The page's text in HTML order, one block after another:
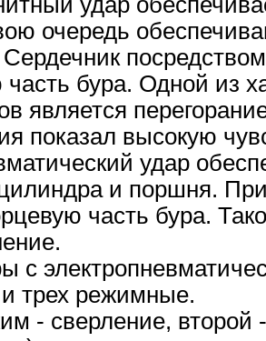
очередь
бура. Одной из
является
показал высокую
удар
и поршня. При
часть бура.
с
трех режимные.
- сверление, второй